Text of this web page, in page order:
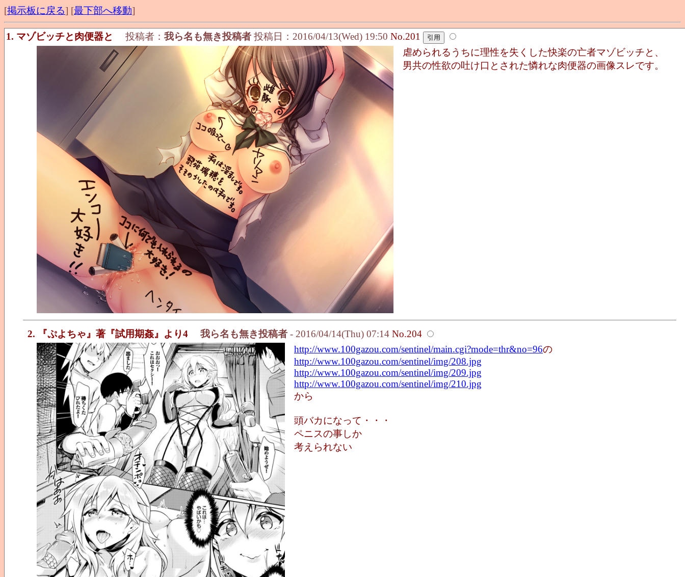
[掲示板に戻る] [最下部へ移動]
1. マゾビッチと肉便器と 投稿者： 我ら名も無き投稿者 投稿日：2016/04/13(Wed) 19:50 No.201
虐められるうちに理性を失くした快楽の亡者マゾビッチと、
男共の性欲の吐け口とされた憐れな肉便器の画像スレです。
2. 『ぷよちゃ』著『試用期姦』より4 我ら名も無き投稿者 - 2016/04/14(Thu) 07:14 No.204
http://www.100gazou.com/sentinel/main.cgi?mode=thr&no=96の
http://www.100gazou.com/sentinel/img/208.jpg
http://www.100gazou.com/sentinel/img/209.jpg
http://www.100gazou.com/sentinel/img/210.jpg
から
頭バカになって・・・
ペニスの事しか
考えられない